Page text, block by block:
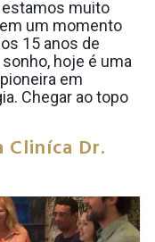
estamos muito
um momento
15 anos de
hoje é uma
em
Chegar ao topo
Cliníca Dr.